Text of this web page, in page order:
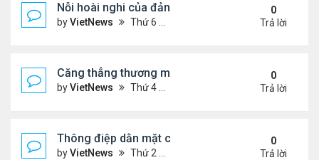
Nỗi hoài nghi của đảng Cộng hòa sau loạt thất
byVietNews Thứ 6 Tháng 11 07, 2025 4:39 pm
0
Trả lời
Căng thẳng thương mại sẽ đốt nóng cuộc gặp
byVietNews Thứ 4 Tháng 10 29, 2025 5:40 pm
0
Trả lời
Thông điệp dằn mặt của Washington khi điều
byVietNews Thứ 2 Tháng 10 27, 2025 5:06 pm
0
Trả lời